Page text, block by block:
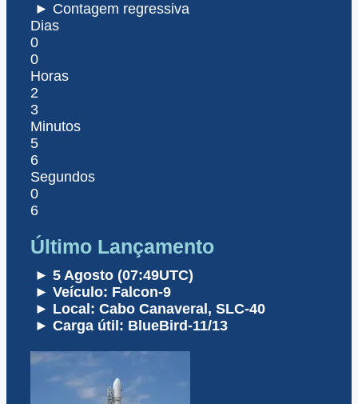
► Contagem regressiva
Dias
0
0
Horas
2
3
Minutos
5
6
Segundos
0
6
Último Lançamento
► 5 Agosto (07:49UTC)
► Veículo: Falcon-9
► Local: Cabo Canaveral, SLC-40
► Carga útil: BlueBird-11/13